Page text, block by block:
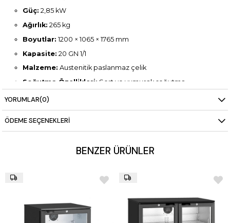
Güç: 2,85 kW
Ağırlık: 265 kg
Boyutlar: 1200 × 1065 × 1765 mm
Kapasite: 20 GN 1/1
Malzeme: Austenitik paslanmaz çelik
Soğutma Özellikleri: Sert ve yumuşak soğutma
programları, prob veya zaman kontrollü hızlı soğutma
Ek Özellikler:
kanatçıklı bakır buharlaştırıcı
YORUMLAR(0)
ÖDEME SEÇENEKLERI
BENZER ÜRÜNLER